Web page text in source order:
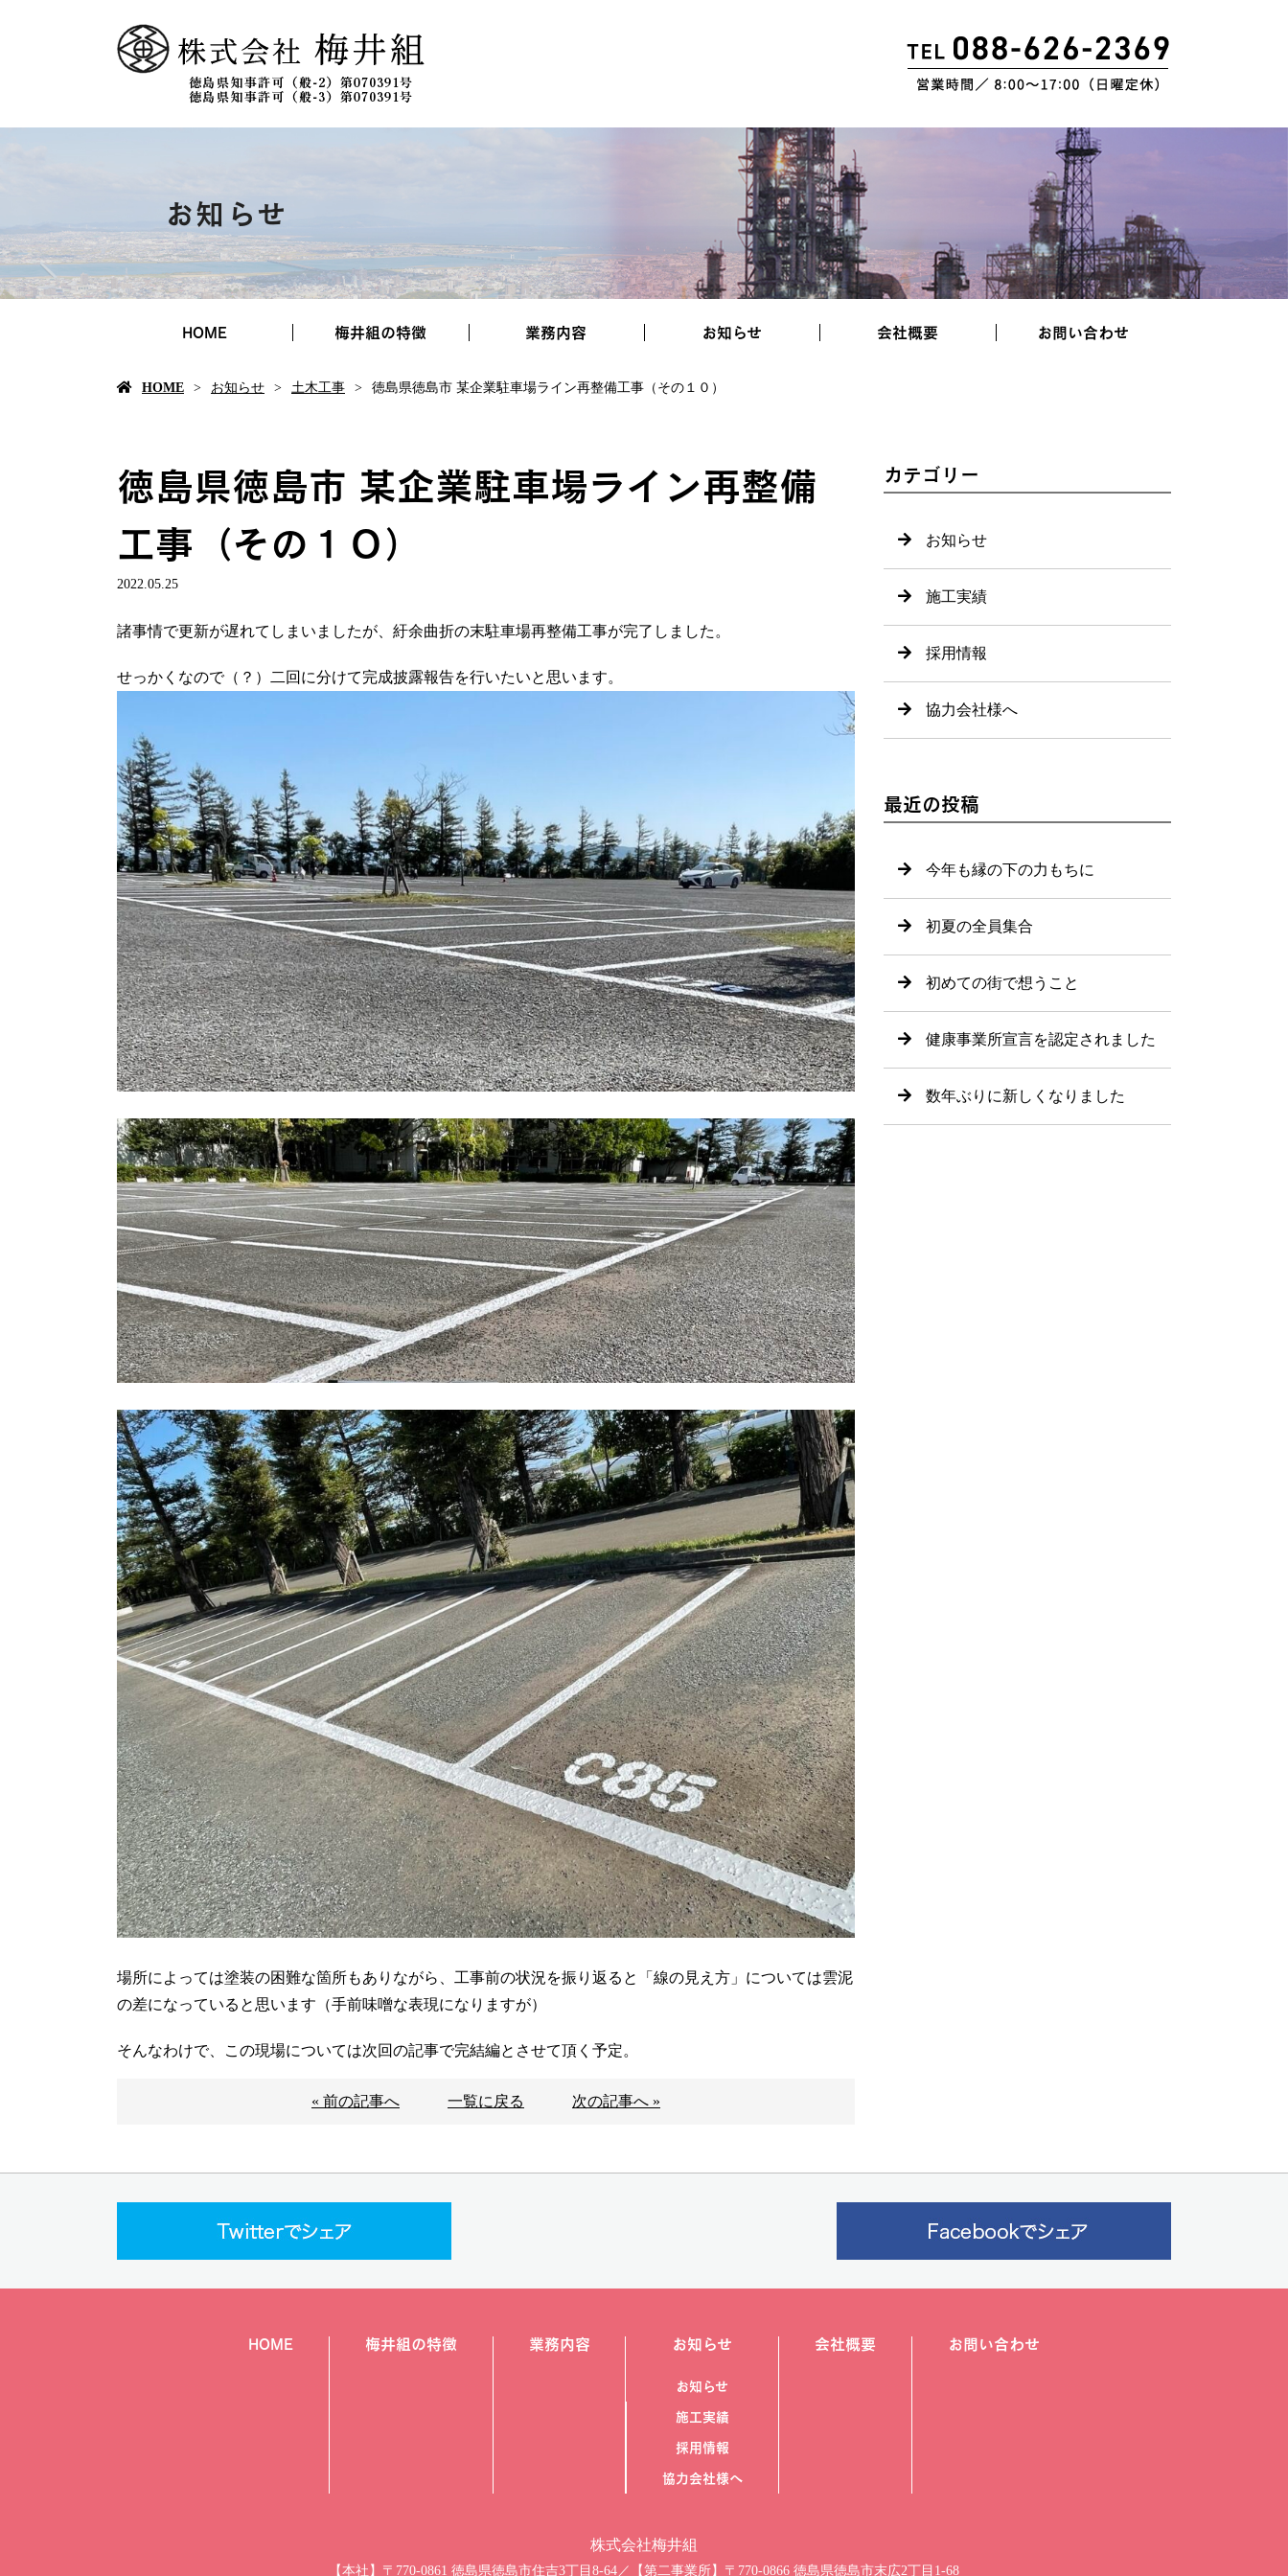
お知らせ
HOME 梅井組の特徴 業務内容 お知らせ 会社概要 お問い合わせ
HOME お知らせ 土木工事 徳島県徳島市 某企業駐車場ライン再整備工事（その１０）
徳島県徳島市 某企業駐車場ライン再整備
工事（その１０）
2022.05.25
諸事情で更新が遅れてしまいましたが、紆余曲折の末駐車場再整備工事が完了しました。
せっかくなので（？）二回に分けて完成披露報告を行いたいと思います。
場所によっては塗装の困難な箇所もありながら、工事前の状況を振り返ると「線の見え方」については雲泥
の差になっていると思います（手前味噌な表現になりますが）
そんなわけで、この現場については次回の記事で完結編とさせて頂く予定。
« 前の記事へ 一覧に戻る 次の記事へ »
カテゴリー
お知らせ
施工実績
採用情報
協力会社様へ
最近の投稿
今年も縁の下の力もちに
初夏の全員集合
初めての街で想うこと
健康事業所宣言を認定されました
数年ぶりに新しくなりました
HOME 梅井組の特徴 業務内容 お知らせ
お知らせ
施工実績
採用情報
協力会社様へ
会社概要 お問い合わせ
株式会社梅井組​
【本社】〒770-0861 徳島県徳島市住吉3丁目8-64／【第二事業所】〒770-0866 徳島県徳島市末広2丁目1-68